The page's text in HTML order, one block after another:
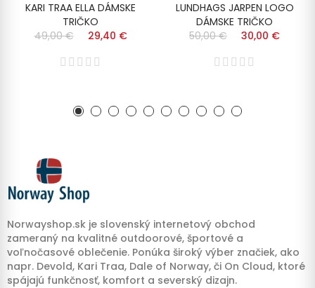
KARI TRAA ELLA DÁMSKE
TRIČKO
49,00 €
29,40 €
LUNDHAGS JARPEN LOGO
DÁMSKE TRIČKO
50,00 €
30,00 €
Norwayshop.sk je slovenský internetový obchod
zameraný na kvalitné outdoorové, športové a
voľnočasové oblečenie. Ponúka široký výber značiek, ako
napr. Devold, Kari Traa, Dale of Norway, či On Cloud, ktoré
spájajú funkčnosť, komfort a severský dizajn.